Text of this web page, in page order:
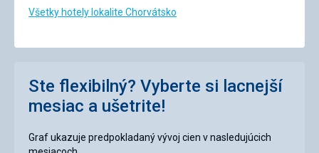
Všetky hotely lokalite Chorvátsko
Ste flexibilný? Vyberte si lacnejší
mesiac a ušetrite!
Graf ukazuje predpokladaný vývoj cien v nasledujúcich